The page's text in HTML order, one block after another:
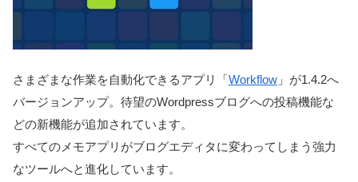
さまざまな作業を自動化できるアプリ「Workflow 」が1.4.2へ
バージョンアップ。待望のWordpressブログへの投稿機能な
どの新機能が追加されています。
すべてのメモアプリがブログエディタに変わってしまう強力
なツールへと進化しています。